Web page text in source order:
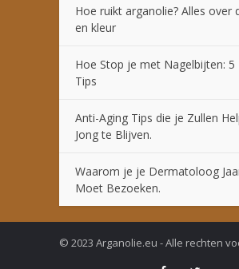
Hoe ruikt arganolie? Alles over
en kleur
Hoe Stop je met Nagelbijten: 5
Tips
Anti-Aging Tips die je Zullen
Jong te Blijven.
Waarom je je Dermatoloog
Moet Bezoeken.
© 2023 Arganolie.eu - Alle rechten